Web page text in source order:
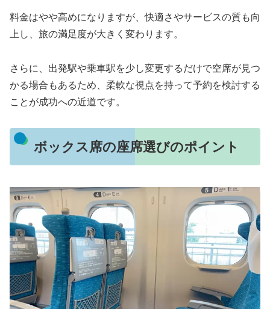
料金はやや高めになりますが、快適さやサービスの質も向
上し、旅の満足度が大きく変わります。
さらに、出発駅や乗車駅を少し変更するだけで空席が見つ
かる場合もあるため、柔軟な視点を持って予約を検討する
ことが成功への近道です。
ボックス席の座席選びのポイント